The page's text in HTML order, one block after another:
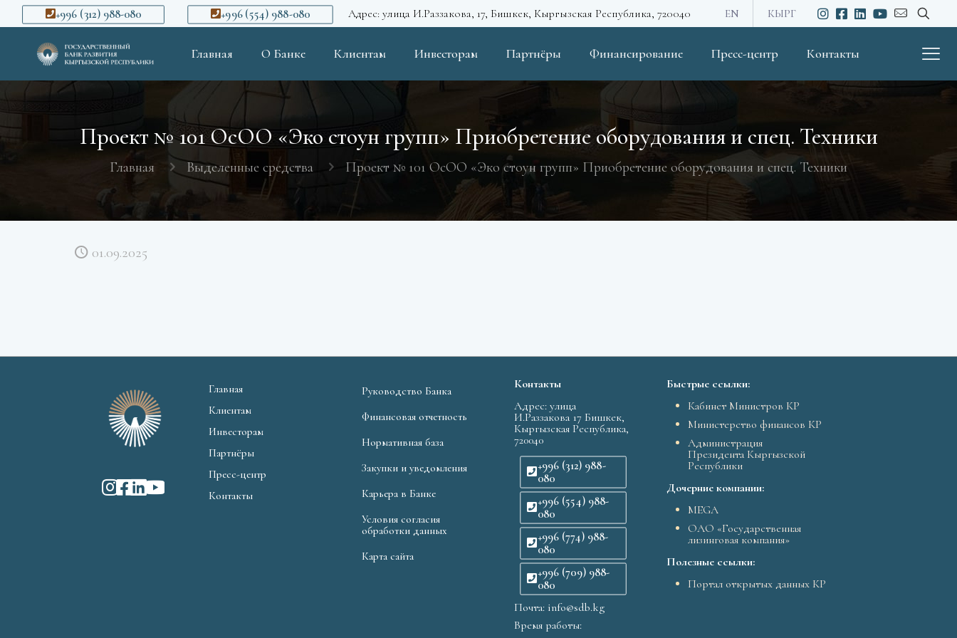
+996 (312) 988-080 +996 (554) 988-080 Адрес: улица И.Раззакова, 17, Бишкек, Кыргызская Республика, 720040 EN КЫРГ
Главная О Банке Клиентам Инвесторам Партнёры Финансирование Пресс-центр Контакты
Проект № 101 ОсОО «Эко стоун групп» Приобретение оборудования и спец. Техники
Главная Выделенные средства Проект № 101 ОсОО «Эко стоун групп» Приобретение оборудования и спец. Техники
01.09.2025
Главная
Клиентам
Инвесторам
Партнёры
Пресс-центр
Контакты
Руководство Банка
Финансовая отчетность
Нормативная база
Закупки и уведомления
Карьера в Банке
Условия согласия
обработки данных
Карта сайта
Контакты
Адрес: улица
И.Раззакова 17 Бишкек,
Кыргызская Республика,
720040
+996 (312) 988-
080
+996 (554) 988-
080
+996 (774) 988-
080
+996 (709) 988-
080
Почта: info@sdb.kg
Время работы:
Быстрые ссылки:
Кабинет Министров КР
Министерство финансов КР
Администрация
Президента Кыргызской
Республики
Дочерние компании:
MEGA
ОАО «Государственная
лизинговая компания»
Полезные ссылки:
Портал открытых данных КР